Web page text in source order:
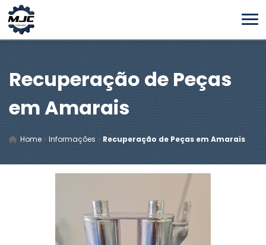
Recuperação de Peças
em Amarais
Home » Informações » Recuperação de Peças em Amarais